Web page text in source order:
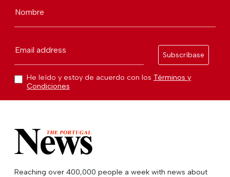
Nombre
Email address
Subscríbase
He leído y estoy de acuerdo con los Términos y
Condiciones
Reaching over 400,000 people a week with news about